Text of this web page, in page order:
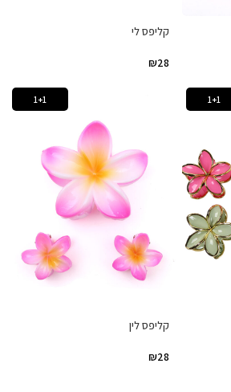
קליפס לי
₪28
1+1
1+1
קליפס לין
₪28